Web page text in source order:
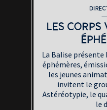
LES CORPS
La Balise présente
éphémères,
les jeunes
invitent le
Astéréotypie, le
le